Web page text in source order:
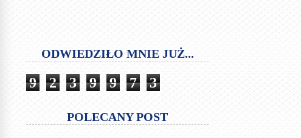
ODWIEDZIŁO MNIE JUŻ...
9 2 3 9 9 7 3
POLECANY POST